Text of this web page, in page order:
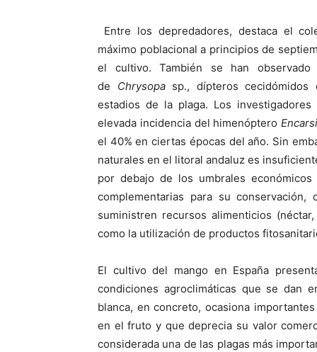
Entre los depredadores, destaca el
máximo poblacional a principios de
el cultivo. También se han
de Chrysopa sp., dípteros
estadios de la plaga. Los
elevada incidencia del himenóptero
el 40% en ciertas épocas del año. Sin
naturales en el litoral andaluz es
por debajo de los umbrales
complementarias para su
suministren recursos alimenticios
como la utilización de productos
El cultivo del mango en España
condiciones agroclimáticas que se dan
blanca, en concreto, ocasiona
en el fruto y que deprecia su valor
considerada una de las plagas más